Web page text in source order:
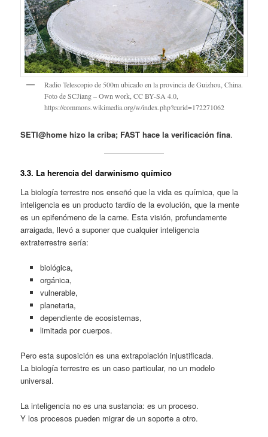
Radio Telescopio de 500m ubicado en la provincia de Guizhou, China.
Foto de SCJiang – Own work, CC BY-SA 4.0,
https://commons.wikimedia.org/w/index.php?curid=172271062
SETI@home hizo la criba; FAST hace la verificación fina.
3.3. La herencia del darwinismo químico
La biología terrestre nos enseñó que la vida es química, que la
inteligencia es un producto tardío de la evolución, que la mente
es un epifenómeno de la carne. Esta visión, profundamente
arraigada, llevó a suponer que cualquier inteligencia
extraterrestre sería:
biológica,
orgánica,
vulnerable,
planetaria,
dependiente de ecosistemas,
limitada por cuerpos.
Pero esta suposición es una extrapolación injustificada.
La biología terrestre es un caso particular, no un modelo
universal.
La inteligencia no es una sustancia: es un proceso.
Y los procesos pueden migrar de un soporte a otro.